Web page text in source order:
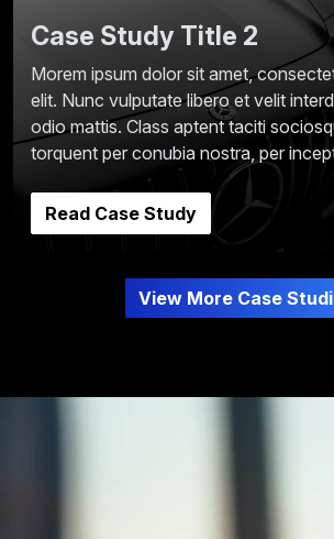
Case Study Title 2
Morem ipsum dolor sit amet,
elit. Nunc vulputate libero et velit
odio mattis. Class aptent taciti
torquent per conubia nostra, per
Read Case Study
View More Case